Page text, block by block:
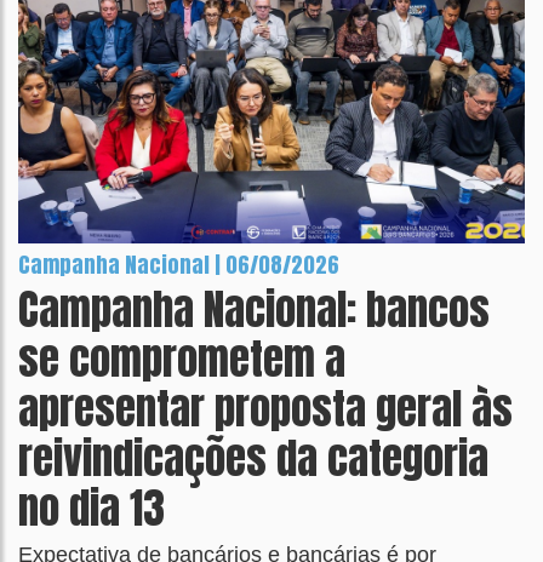
Campanha Nacional | 06/08/2026
Campanha Nacional: bancos
se comprometem a
apresentar proposta geral às
reivindicações da categoria
no dia 13
Expectativa de bancários e bancárias é por